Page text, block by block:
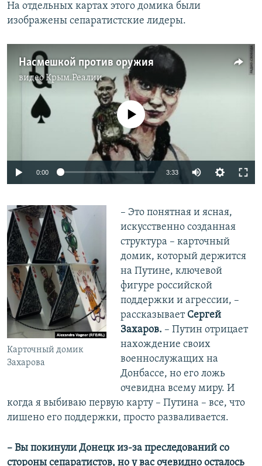
На отдельных картах этого домика были
изображены сепаратистские лидеры.
Насмешкой против оружия
видеоКрым.Реалии
No media source currently available
0:00 3:33
Карточный домик
Захарова
– Это понятная и ясная,
искусственно созданная
структура – карточный
домик, который держится
на Путине, ключевой
фигуре российской
поддержки и агрессии, –
рассказывает Сергей
Захаров. – Путин отрицает
нахождение своих
военнослужащих на
Донбассе, но его ложь
очевидна всему миру. И
когда я выбиваю первую карту – Путина – все, что
лишено его поддержки, просто разваливается.
– Вы покинули Донецк из-за преследований со
стороны сепаратистов, но у вас очевидно осталось